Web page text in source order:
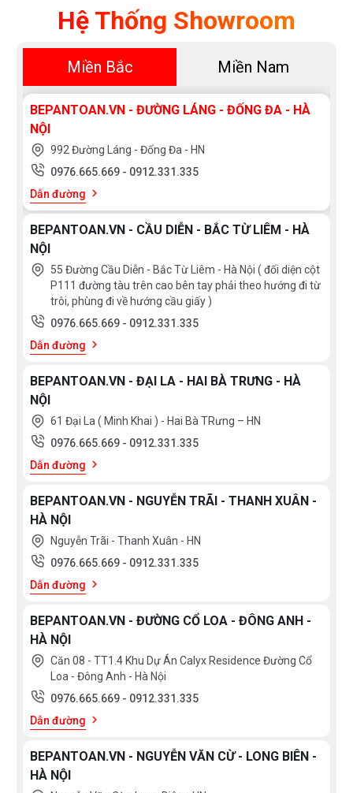
CHÍNH HÃNG?
Hệ Thống Showroom
Miền Bắc Miền Nam
BEPANTOAN.VN - ĐƯỜNG LÁNG - ĐỐNG ĐA - HÀ
NỘI
992 Đường Láng - Đống Đa - HN
0976.665.669 - 0912.331.335
Dẫn đường
BEPANTOAN.VN - CẦU DIỄN - BẮC TỪ LIÊM - HÀ
NỘI
55 Đường Cầu Diễn - Bắc Từ Liêm - Hà Nội ( đối diện cột
P111 đường tàu trên cao bên tay phải theo hướng đi từ
trôi, phùng đi về hướng cầu giấy )
0976.665.669 - 0912.331.335
Dẫn đường
BEPANTOAN.VN - ĐẠI LA - HAI BÀ TRƯNG - HÀ
NỘI
61 Đại La ( Minh Khai ) - Hai Bà TRưng – HN
0976.665.669 - 0912.331.335
Dẫn đường
BEPANTOAN.VN - NGUYỄN TRÃI - THANH XUÂN -
HÀ NỘI
Nguyễn Trãi - Thanh Xuân - HN
0976.665.669 - 0912.331.335
Dẫn đường
BEPANTOAN.VN - ĐƯỜNG CỔ LOA - ĐÔNG ANH -
HÀ NỘI
Căn 08 - TT1.4 Khu Dự Án Calyx Residence Đường Cổ
Loa - Đông Anh - Hà Nội
0976.665.669 - 0912.331.335
Dẫn đường
BEPANTOAN.VN - NGUYỄN VĂN CỪ - LONG BIÊN -
HÀ NỘI